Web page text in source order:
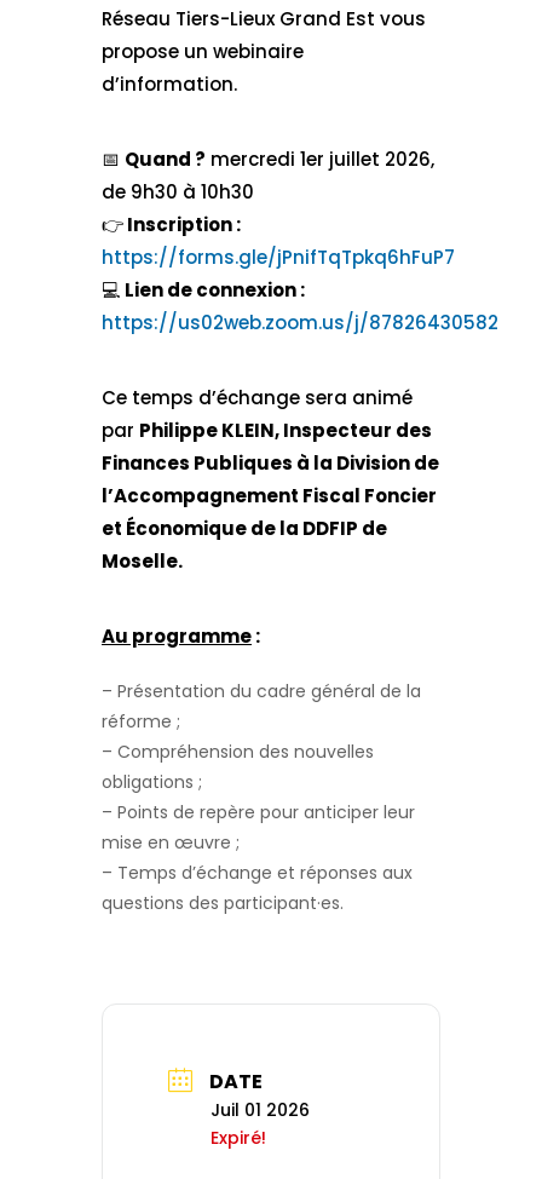
Réseau Tiers-Lieux Grand Est vous
propose un webinaire
d’information.
📅 Quand ? mercredi 1er juillet 2026,
de 9h30 à 10h30
👉Inscription :
https://forms.gle/jPnifTqTpkq6hFuP7
💻 Lien de connexion :
https://us02web.zoom.us/j/87826430582
Ce temps d’échange sera animé
par Philippe KLEIN, Inspecteur des
Finances Publiques à la Division de
l’Accompagnement Fiscal Foncier
et Économique de la DDFIP de
Moselle.
Au programme:
– Présentation du cadre général de la
réforme ;
– Compréhension des nouvelles
obligations ;
– Points de repère pour anticiper leur
mise en œuvre ;
– Temps d’échange et réponses aux
questions des participant·es.
DATE
Juil 01 2026
Expiré!